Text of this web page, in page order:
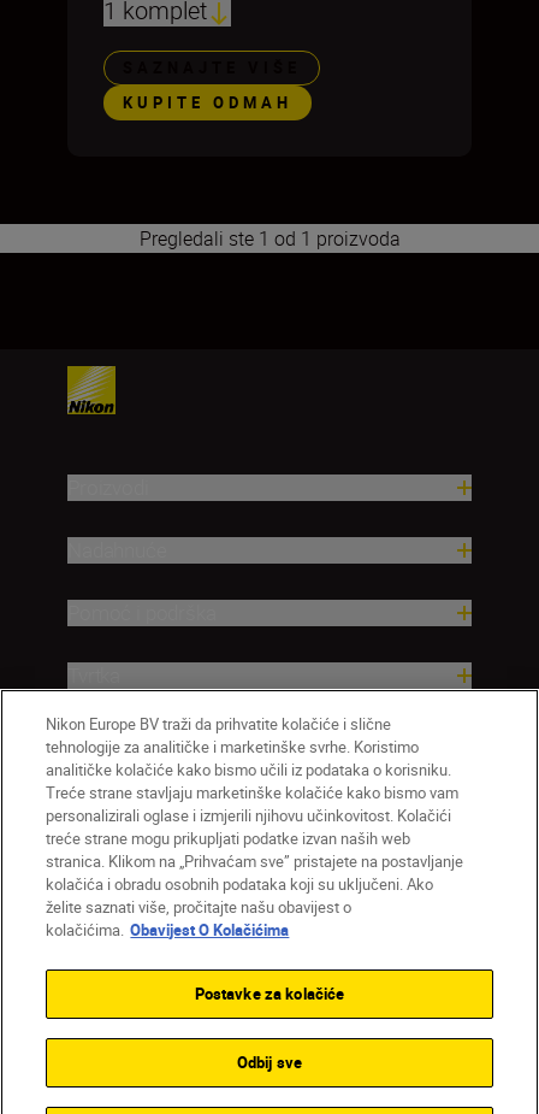
1 komplet
KUPITE ODMAH
Pregledali ste 1 od 1 proizvoda
HR Nikon Sites
Obratite nam se
Obavijest o zaštiti privatnosti
Uvjeti upotrebe
Obavijest o kolačićima
Postavke kolačića
Nikon Europe BV traži da prihvatite kolačiće i slične
tehnologije za analitičke i marketinške svrhe. Koristimo
analitičke kolačiće kako bismo učili iz podataka o korisniku.
Treće strane stavljaju marketinške kolačiće kako bismo vam
personalizirali oglase i izmjerili njihovu učinkovitost. Kolačići
treće strane mogu prikupljati podatke izvan naših web
stranica. Klikom na „Prihvaćam sve” pristajete na postavljanje
kolačića i obradu osobnih podataka koji su uključeni. Ako
želite saznati više, pročitajte našu obavijest o
kolačićima. Obavijest O Kolačićima
Postavke za kolačiće
Odbij sve